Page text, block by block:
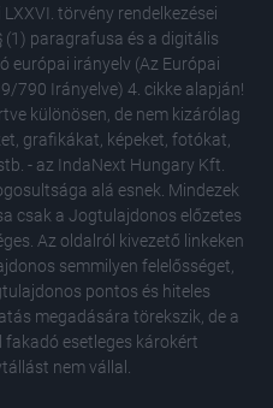
törvény rendelkezései
paragrafusa és a digitális
európai irányelv (Az Európai
790 Irányelve) 4. cikke alapján!
különösen, de nem kizárólag
grafikákat, képeket, fotókat,
- az IndaNext Hungary Kft.
alá esnek. Mindezek
csak a Jogtulajdonos előzetes
Az oldalról kivezető linkeken
semmilyen felelősséget,
pontos és hiteles
megadására törekszik, de a
esetleges károkért
nem vállal.